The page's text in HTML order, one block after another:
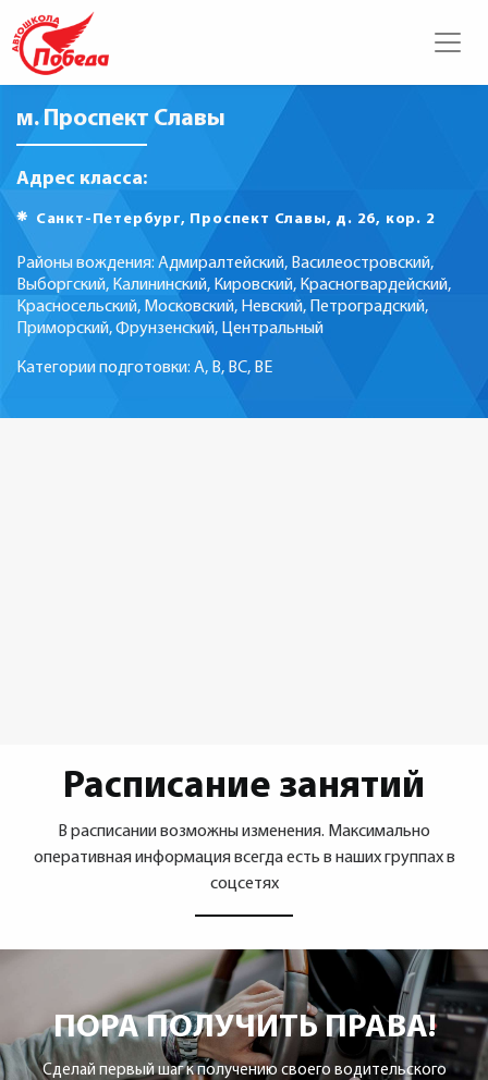
м. Проспект Славы
Адрес класса:
Санкт-Петербург, Проспект Славы, д. 26, кор. 2
Районы вождения: Адмиралтейский, Василеостровский,
Выборгский, Калининский, Кировский, Красногвардейский,
Красносельский, Московский, Невский, Петроградский,
Приморский, Фрунзенский, Центральный
Категории подготовки: А, В, ВС, ВЕ
Расписание занятий
В расписании возможны изменения. Максимально
оперативная информация всегда есть в наших группах в
соцсетях
ПОРА ПОЛУЧИТЬ ПРАВА!
Сделай первый шаг к получению своего водительского